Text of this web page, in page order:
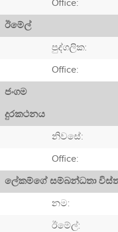
Office:
ඊමේල්
පුද්ගලික:
Office:
ජංගම
දුරකථනය
නිවසේ:
Office:
ලේකම්ගේ සම්බන්ධතා
නම:
ඊමේල්: